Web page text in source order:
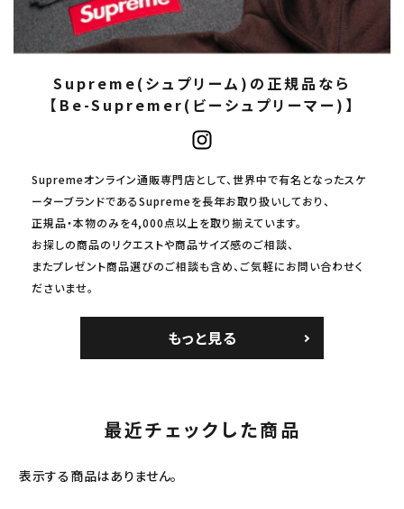
Supreme(シュプリーム)の正規品なら
【Be-Supremer(ビーシュプリーマー)】
Supremeオンライン通販専門店として、世界中で有名となったスケ
ーターブランドであるSupremeを長年お取り扱いしており、
正規品・本物のみを4,000点以上を取り揃えています。
お探しの商品のリクエストや商品サイズ感のご相談、
またプレゼント商品選びのご相談も含め、ご気軽にお問い合わせく
ださいませ。
もっと見る
最近チェックした商品
表示する商品はありません。